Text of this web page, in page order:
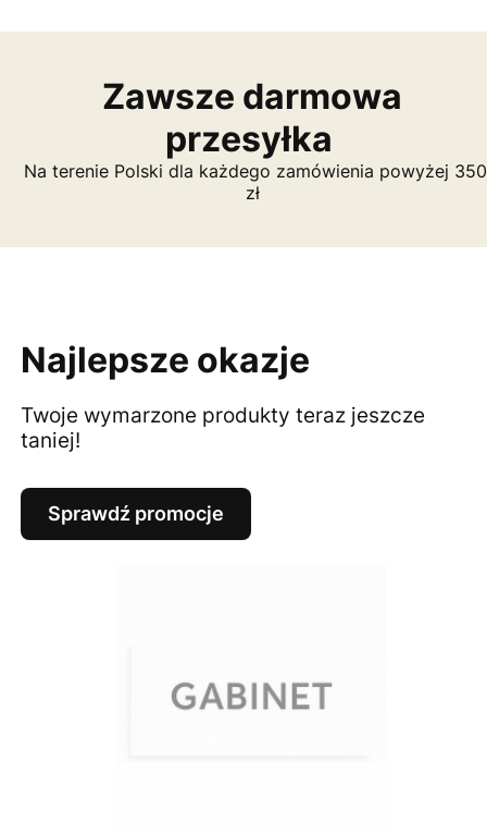
Zawsze darmowa
przesyłka
Na terenie Polski dla każdego zamówienia powyżej 350
zł
Najlepsze okazje
Twoje wymarzone produkty teraz jeszcze
taniej!
Sprawdź promocje